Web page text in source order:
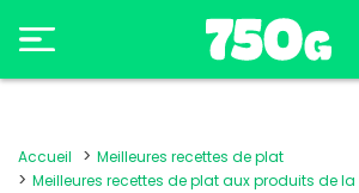
Accueil
Meilleures recettes de plat
Meilleures recettes de plat aux produits de la